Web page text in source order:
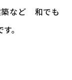
築など 和でも
。